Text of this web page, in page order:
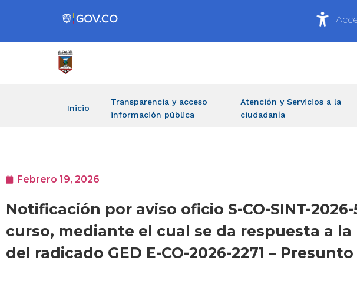
Inicio
Transparencia y acceso
información pública
Atención y Servicios a la
ciudadanía
Febrero 19, 2026
Notificación por aviso oficio S-CO-SINT-
curso, mediante el cual se da respuesta a
del radicado GED E-CO-2026-2271 –